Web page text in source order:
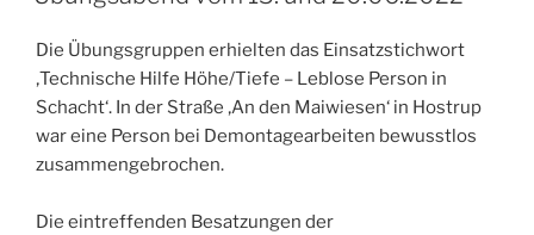
Die Übungsgruppen erhielten das Einsatzstichwort
‚Technische Hilfe Höhe/Tiefe – Leblose Person in
Schacht‘. In der Straße ‚An den Maiwiesen‘ in Hostrup
war eine Person bei Demontagearbeiten bewusstlos
zusammengebrochen.
Die eintreffenden Besatzungen der